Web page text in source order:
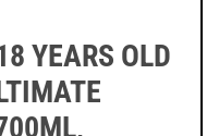
YEARS OLD